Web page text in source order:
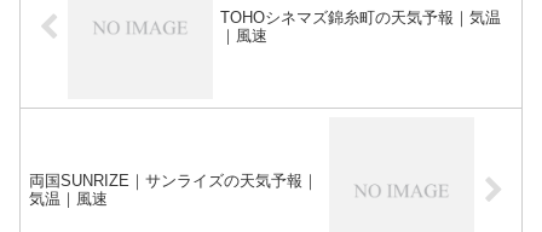
TOHOシネマズ錦糸町の天気予報｜気温
｜風速
両国SUNRIZE｜サンライズの天気予報｜
気温｜風速